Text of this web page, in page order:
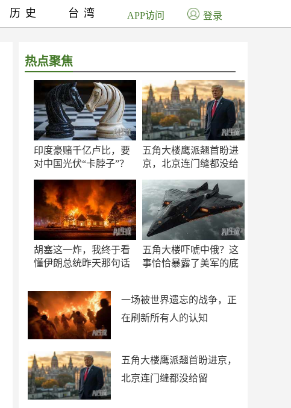
热点聚焦
印度豪赌千亿卢比，要
对中国光伏“卡脖子”？
五角大楼鹰派翘首盼进
京，北京连门缝都没给
胡塞这一炸，我终于看
懂伊朗总统昨天那句话
五角大楼吓唬中俄？这
事恰恰暴露了美军的底
一场被世界遗忘的战争，正
在刷新所有人的认知
五角大楼鹰派翘首盼进京，
北京连门缝都没给留
历史 台湾 APP访问 登录